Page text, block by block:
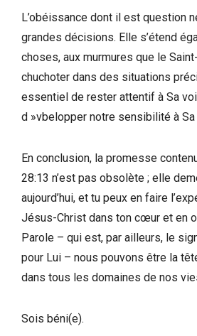
L’obéissance dont il est question
grandes décisions. Elle s’étend
choses, aux murmures que le
chuchoter dans des situations
essentiel de rester attentif à Sa
d »vbelopper notre sensibilité à Sa
En conclusion, la promesse
28:13 n’est pas obsolète ; elle
aujourd’hui, et tu peux en faire
Jésus-Christ dans ton cœur et en
Parole – qui est, par ailleurs, le
pour Lui – nous pouvons être la
dans tous les domaines de nos
Sois béni(e).